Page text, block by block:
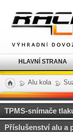
Alu kola
TPMS-snímače
Příslušenství alu a
kola Racing
HLAVNÍ STRANA